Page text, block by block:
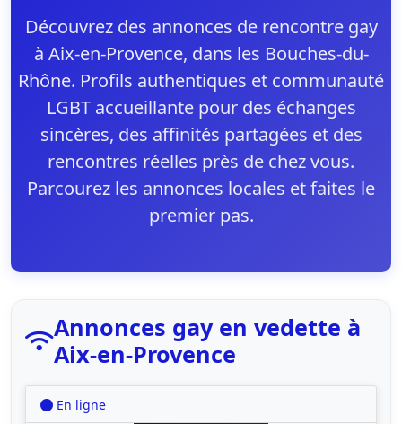
Découvrez des annonces de rencontre gay
à Aix-en-Provence, dans les Bouches-du-
Rhône. Profils authentiques et communauté
LGBT accueillante pour des échanges
sincères, des affinités partagées et des
rencontres réelles près de chez vous.
Parcourez les annonces locales et faites le
premier pas.
Annonces gay en vedette à
Aix-en-Provence
En ligne